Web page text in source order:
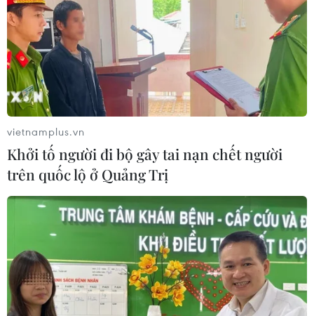
TIN CÙNG CHUYÊN MỤC
Thi công trở lại dự án sửa chữa Quốc
lộ 30 sau phản ánh của TTXVN
06/08/2026 09:42
vietnamplus.vn
Khởi tố người đi bộ gây tai nạn chết người
trên quốc lộ ở Quảng Trị